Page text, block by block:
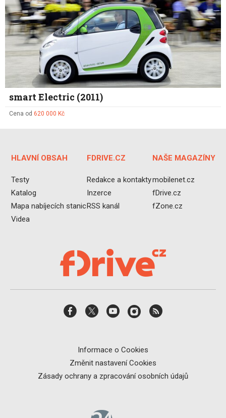
smart Electric (2011)
Cena od 620 000 Kč
HLAVNÍ OBSAH
Testy
Katalog
Mapa nabíjecích stanic
Videa
FDRIVE.CZ
Redakce a kontakty
Inzerce
RSS kanál
NAŠE MAGAZÍNY
mobilenet.cz
fDrive.cz
fZone.cz
Informace o Cookies
Změnit nastavení Cookies
Zásady ochrany a zpracování osobních údajů